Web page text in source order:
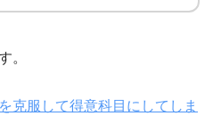
。
克服して得意科目にしてしま